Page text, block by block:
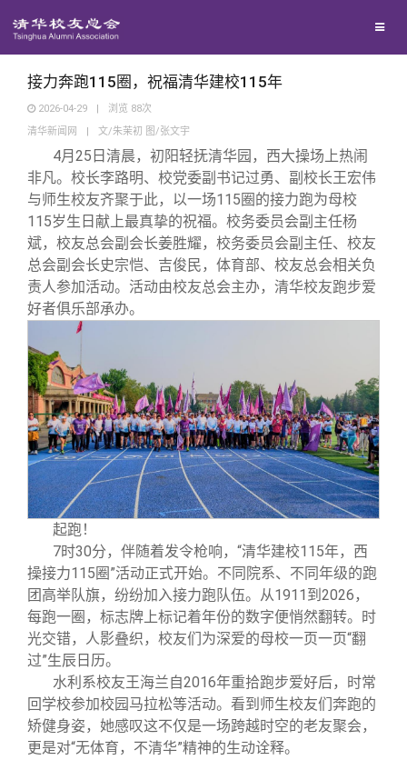
地区联络
年级联络
院系校友工作
专业委员会
回馈母校
捐赠项目
捐赠新闻
捐赠纪事
媒体平台
《清华校友通讯》
《水木清华》
百年清华
清华人物
校友文苑
校友讲坛
校友视界
校友服务
三创大赛
实用信息
会长致辞
总会章程
理事会名单
制度法规
联系我们
接力奔跑115圈，祝福清华建校115年
2026-04-29 | 浏览 88次
清华新闻网
| 文/朱茉初 图/张文宇
4月25日清晨，初阳轻抚清华园，西大操场上热闹
非凡。校长李路明、校党委副书记过勇、副校长王宏伟
与师生校友齐聚于此，以一场115圈的接力跑为母校
115岁生日献上最真挚的祝福。校务委员会副主任杨
斌，校友总会副会长姜胜耀，校务委员会副主任、校友
总会副会长史宗恺、吉俊民，体育部、校友总会相关负
责人参加活动。活动由校友总会主办，清华校友跑步爱
好者俱乐部承办。
起跑！
7时30分，伴随着发令枪响，“清华建校115年，西
操接力115圈”活动正式开始。不同院系、不同年级的跑
团高举队旗，纷纷加入接力跑队伍。从1911到2026，
每跑一圈，标志牌上标记着年份的数字便悄然翻转。时
光交错，人影叠织，校友们为深爱的母校一页一页“翻
过”生辰日历。
水利系校友王海兰自2016年重拾跑步爱好后，时常
回学校参加校园马拉松等活动。看到师生校友们奔跑的
矫健身姿，她感叹这不仅是一场跨越时空的老友聚会，
更是对“无体育，不清华”精神的生动诠释。